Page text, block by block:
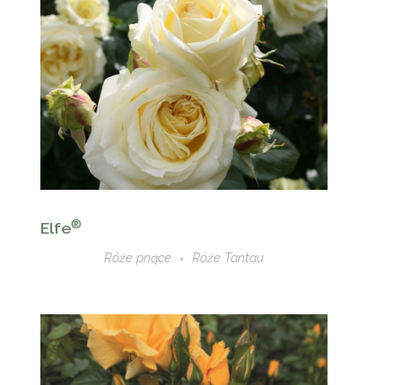
Elfe®
Róże pnące Róże Tantau